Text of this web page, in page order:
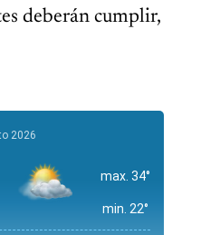
deberán cumplir,
2026
max. 34°
min. 22°